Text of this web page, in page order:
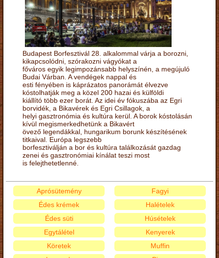
Budapest Borfesztivál 28. alkalommal várja a borozni,
kikapcsolódni, szórakozni vágyókat a
főváros egyik legimpozánsabb helyszínén, a megújuló
Budai Várban. A vendégek nappal és
esti fényében is káprázatos panorámát élvezve
kóstolhatják meg a közel 200 hazai és külföldi
kiállító több ezer borát. Az idei év fókuszába az Egri
borvidék, a Bikavérek és Egri Csillagok, a
helyi gasztronómia és kultúra kerül. A borok kóstolásán
kívül megismerkedhetünk a Bikavért
övező legendákkal, hungarikum borunk készítésének
titkaival. Európa legszebb
borfesztiválján a bor és kultúra találkozását gazdag
zenei és gasztronómiai kínálat teszi most
is felejthetetlenné.
Aprósütemény
Édes krémek
Édes süti
Egytálétel
Fagyi
Halételek
Húsételek
Kenyerek
Köretek
Muffin